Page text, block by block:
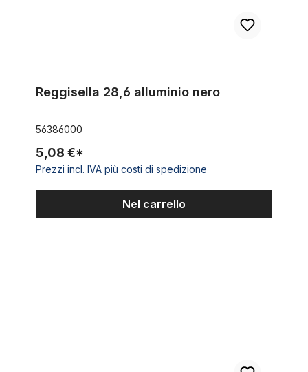
Reggisella 28,6 alluminio nero
56386000
5,08 €*
Prezzi incl. IVA più costi di spedizione
Nel carrello